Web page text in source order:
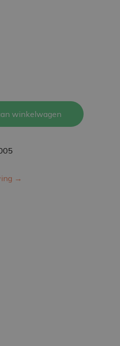
winkelwagen
→